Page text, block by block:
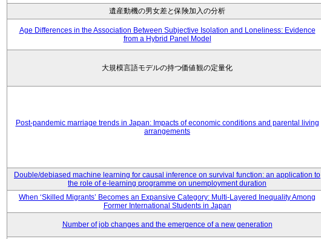
遺産動機の男女差と保険加入の分析
Age Differences in the Association Between Subjective Isolation and Loneliness: Evidence
from a Hybrid Panel Model
大規模言語モデルの持つ価値観の定量化
Post-pandemic marriage trends in Japan: Impacts of economic conditions and parental living
arrangements
Double/debiased machine learning for causal inference on survival function: an application to
the role of e-learning programme on unemployment duration
When ‘Skilled Migrants’ Becomes an Expansive Category: Multi-Layered Inequality Among
Former International Students in Japan
Number of job changes and the emergence of a new generation